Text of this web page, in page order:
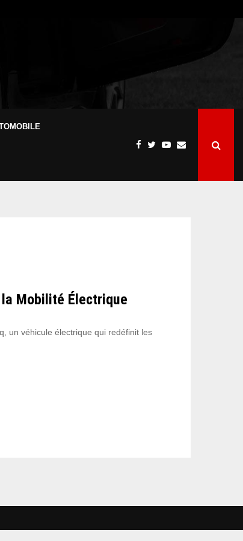
la Mobilité Électrique
un véhicule électrique qui redéfinit les